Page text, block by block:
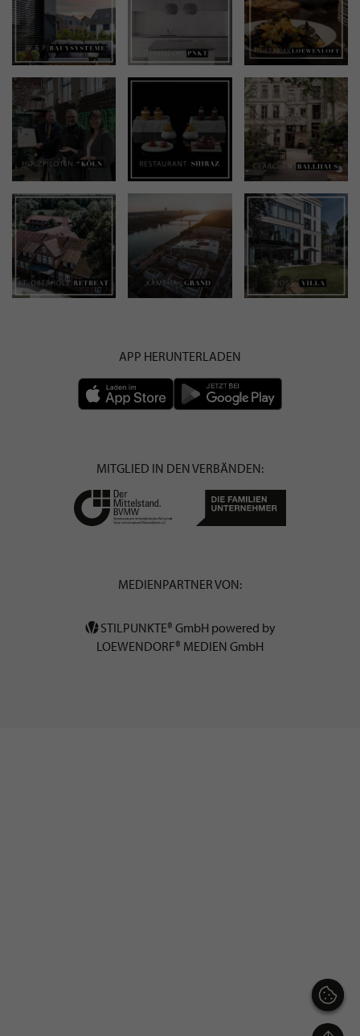
APP HERUNTERLADEN
MITGLIED IN DEN VERBÄNDEN:
MEDIENPARTNER VON:
STILPUNKTE® GmbH powered by
LOEWENDORF® MEDIEN GmbH